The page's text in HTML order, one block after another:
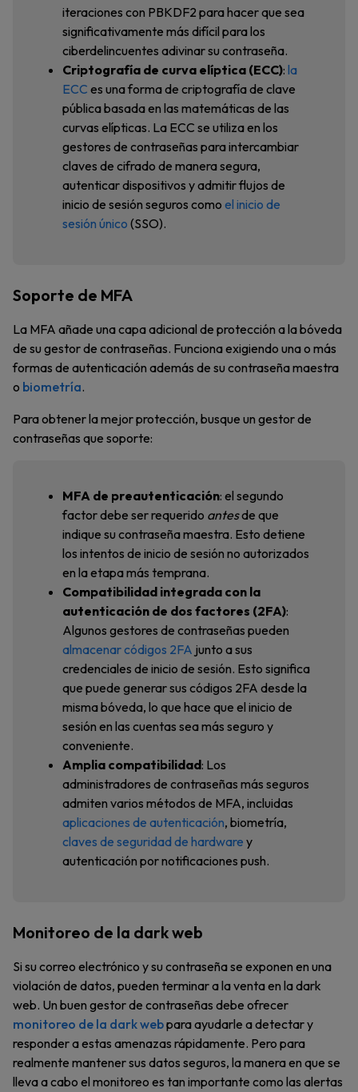
iteraciones con PBKDF2 para hacer que sea
significativamente más difícil para los
ciberdelincuentes adivinar su contraseña.
Criptografía de curva elíptica (ECC): la
ECC es una forma de criptografía de clave
pública basada en las matemáticas de las
curvas elípticas. La ECC se utiliza en los
gestores de contraseñas para intercambiar
claves de cifrado de manera segura,
autenticar dispositivos y admitir flujos de
inicio de sesión seguros como el inicio de
sesión único (SSO).
Soporte de MFA
La MFA añade una capa adicional de protección a la bóveda
de su gestor de contraseñas. Funciona exigiendo una o más
formas de autenticación además de su contraseña maestra
o biometría.
Para obtener la mejor protección, busque un gestor de
contraseñas que soporte:
MFA de preautenticación: el segundo
factor debe ser requerido antesde que
indique su contraseña maestra. Esto detiene
los intentos de inicio de sesión no autorizados
en la etapa más temprana.
Compatibilidad integrada con la
autenticación de dos factores (2FA):
Algunos gestores de contraseñas pueden
almacenar códigos 2FA junto a sus
credenciales de inicio de sesión. Esto significa
que puede generar sus códigos 2FA desde la
misma bóveda, lo que hace que el inicio de
sesión en las cuentas sea más seguro y
conveniente.
Amplia compatibilidad: Los
administradores de contraseñas más seguros
admiten varios métodos de MFA, incluidas
aplicaciones de autenticación, biometría,
claves de seguridad de hardware y
autenticación por notificaciones push.
Monitoreo de la dark web
Si su correo electrónico y su contraseña se exponen en una
violación de datos, pueden terminar a la venta en la dark
web. Un buen gestor de contraseñas debe ofrecer
monitoreo de la dark webpara ayudarle a detectar y
responder a estas amenazas rápidamente. Pero para
realmente mantener sus datos seguros, la manera en que se
lleva a cabo el monitoreo es tan importante como las alertas